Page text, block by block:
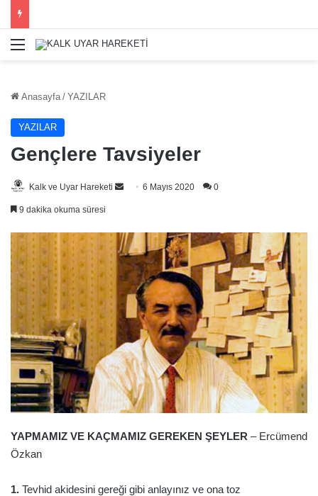
Menü
Anasayfa / YAZILAR
YAZILAR
Gençlere Tavsiyeler
Kalk ve Uyar Hareketi
Bir
göndermek
6 Mayıs 2020 0
9 dakika okuma süresi
YAPMAMIZ VE KAÇMAMIZ GEREKEN ŞEYLER – Ercümend
Özkan
1. Tevhid akidesini gereği gibi anlayınız ve ona toz